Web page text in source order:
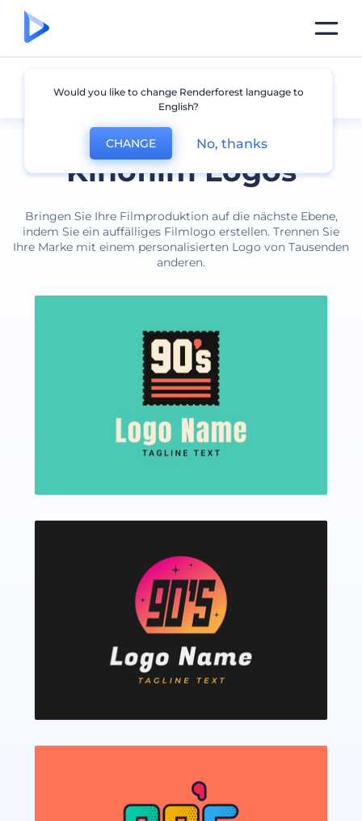
Kinofilm Logos
Bringen Sie Ihre Filmproduktion auf die nächste Ebene,
indem Sie ein auffälliges Filmlogo erstellen. Trennen Sie
Ihre Marke mit einem personalisierten Logo von Tausenden
anderen.
Film
Would you like to change Renderforest language to
English?
CHANGE No, thanks